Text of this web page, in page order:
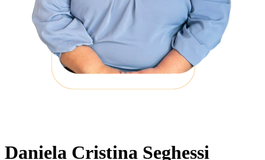
Daniela Cristina Seghessi